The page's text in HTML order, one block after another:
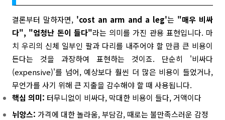
결론부터 말하자면, 'cost an arm and a leg'는 "매우 비싸
다", "엄청난 돈이 들다"라는 의미를 가진 관용 표현입니다. 마
치 우리의 신체 일부인 팔과 다리를 내주어야 할 만큼 큰 비용이
든다는 것을 과장하여 표현하는 것이죠. 단순히 '비싸다
(expensive)'를 넘어, 예상보다 훨씬 더 많은 비용이 들었거나,
무언가를 사기 위해 큰 지출을 감수해야 할 때 사용됩니다.
핵심 의미: 터무니없이 비싸다, 막대한 비용이 들다, 거액이다
뉘앙스: 가격에 대한 놀라움, 부담감, 때로는 불만족스러운 감정